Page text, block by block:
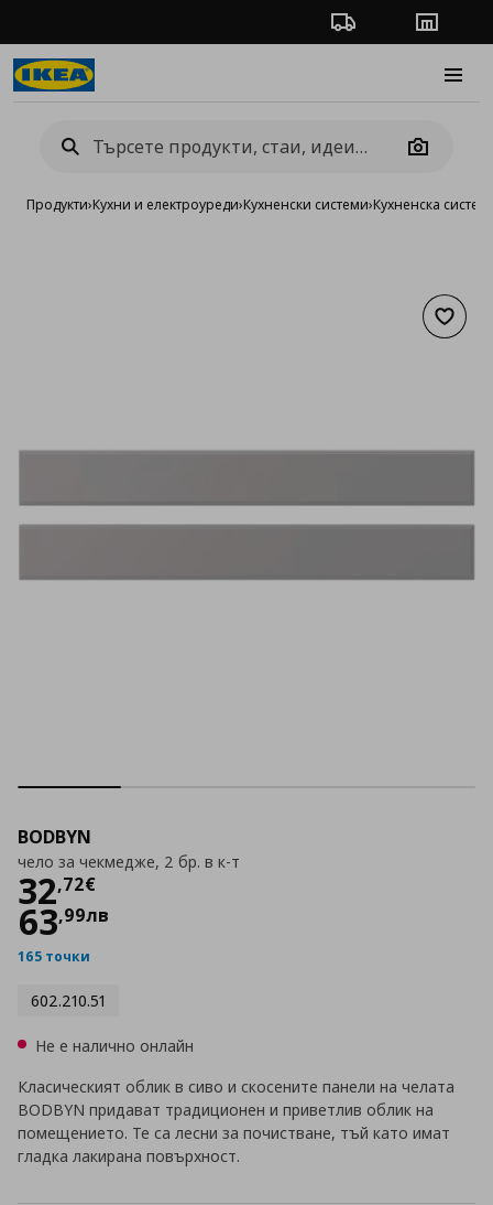
Проследяване на
Camera
Продукти›Кухни и електроуреди›Кухненски системи›Кухненска
BODBYN
чело за чекмедже, 2 бр. в к-т
32,72€
Цена
63,99лв
165 точки
602.210.51
Не е налично онлайн
Класическият облик в сиво и скосените панели на челата
BODBYN придават традиционен и приветлив облик на
помещението. Те са лесни за почистване, тъй като имат
гладка лакирана повърхност.